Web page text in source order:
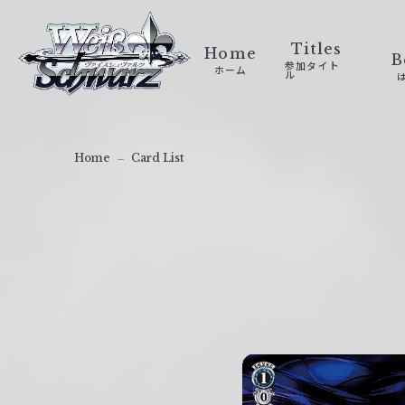
ァ
Home
ホーム
Titles
参加タイト
ル
Home Card List